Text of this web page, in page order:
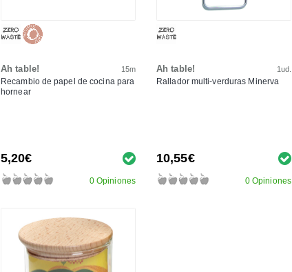
Ah table! 15m
Recambio de papel de cocina para
hornear
5,20€
0 Opiniones
Ah table! 1ud.
Rallador multi-verduras Minerva
10,55€
0 Opiniones